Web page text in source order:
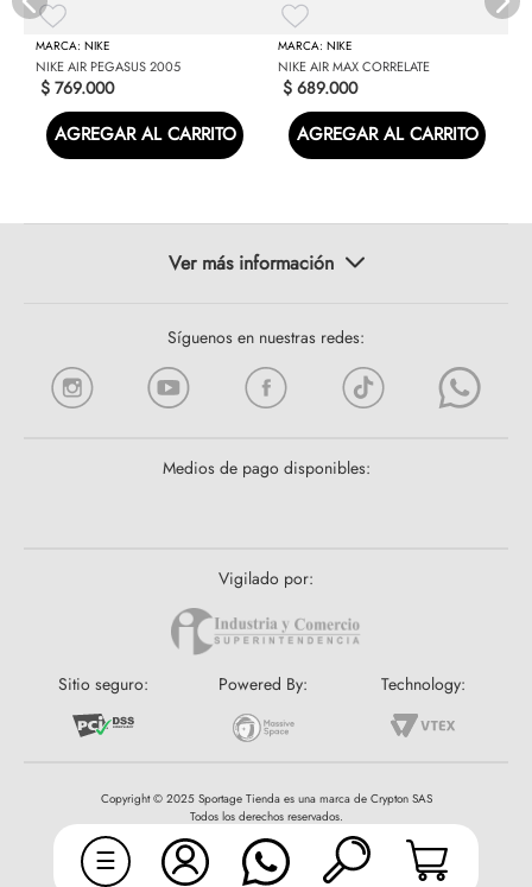
☰
NIKE
NIKE AIR PEGASUS 2005
$ 769.000
AGREGAR AL CARRITO
NIKE
NIKE AIR MAX CORRELATE
$ 689.000
AGREGAR AL CARRITO
Síguenos en nuestras redes:
Medios de pago disponibles:
Vigilado por:
Sitio seguro: Powered By: Technology:
Copyright © 2025 Sportage Tienda es una marca de Crypton SAS
Todos los derechos reservados.